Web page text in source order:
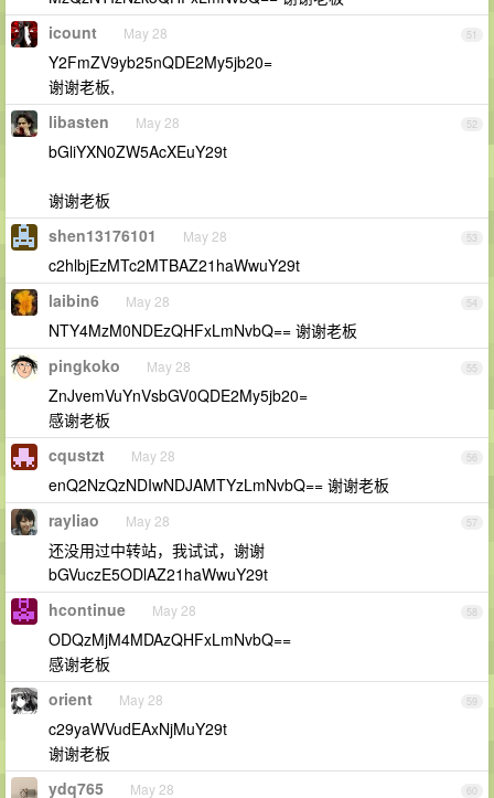
51
icount May 28
Y2FmZV9yb25nQDE2My5jb20=
谢谢老板,
52
libasten May 28
bGliYXN0ZW5AcXEuY29t
谢谢老板
53
shen13176101 May 28
c2hlbjEzMTc2MTBAZ21haWwuY29t
54
laibin6 May 28
NTY4MzM0NDEzQHFxLmNvbQ== 谢谢老板
55
pingkoko May 28
ZnJvemVuYnVsbGV0QDE2My5jb20=
感谢老板
56
cqustzt May 28
enQ2NzQzNDIwNDJAMTYzLmNvbQ== 谢谢老板
57
rayliao May 28
还没用过中转站，我试试，谢谢
bGVuczE5ODlAZ21haWwuY29t
58
hcontinue May 28
ODQzMjM4MDAzQHFxLmNvbQ==
感谢老板
59
orient May 28
c29yaWVudEAxNjMuY29t
谢谢老板
60
ydq765 May 28